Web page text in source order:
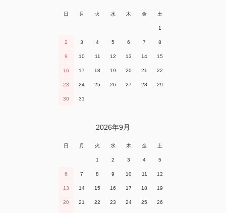
日 月 火 水 木 金 土
1
2 3 4 5 6 7 8
9 10 11 12 13 14 15
16 17 18 19 20 21 22
23 24 25 26 27 28 29
30 31
2026年9月
日 月 火 水 木 金 土
1 2 3 4 5
6 7 8 9 10 11 12
13 14 15 16 17 18 19
20 21 22 23 24 25 26